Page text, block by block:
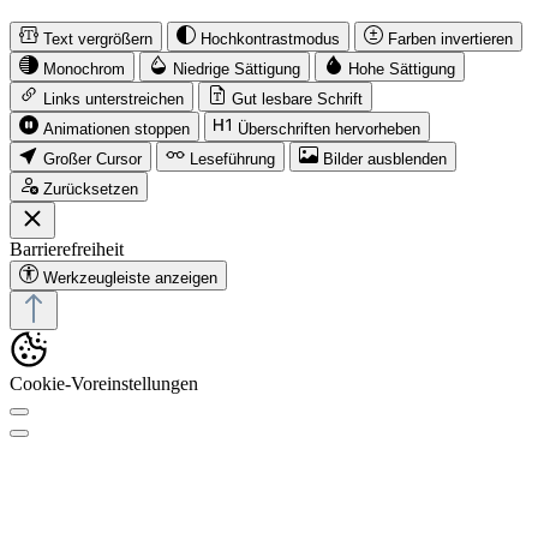
Text vergrößern Hochkontrastmodus
Farben invertieren
Monochrom
Niedrige Sättigung
Hohe Sättigung
Links unterstreichen
Gut lesbare Schrift
Animationen stoppen
Überschriften hervorheben
Großer Cursor
Leseführung
Bilder ausblenden
Zurücksetzen
Barrierefreiheit
Werkzeugleiste anzeigen
Cookie-Voreinstellungen